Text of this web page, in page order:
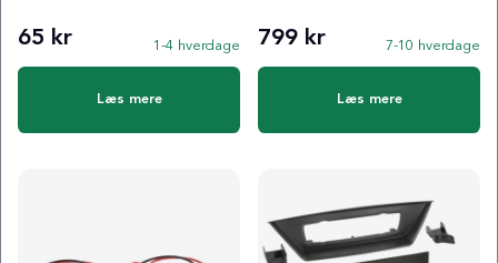
65 kr 1-4 hverdage
Læs mere
799 kr 7-10 hverdage
Læs mere